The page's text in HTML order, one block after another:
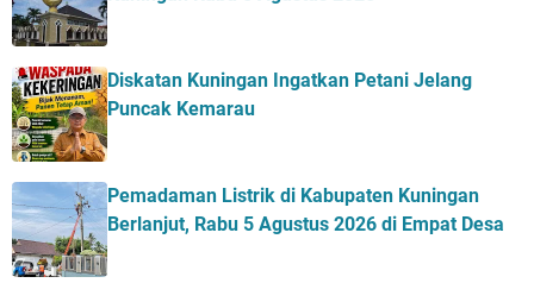
Diskatan Kuningan Ingatkan Petani Jelang
Puncak Kemarau
Pemadaman Listrik di Kabupaten Kuningan
Berlanjut, Rabu 5 Agustus 2026 di Empat Desa